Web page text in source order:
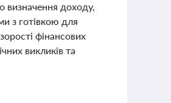
визначення доходу,
з готівкою для
фінансових
викликів та